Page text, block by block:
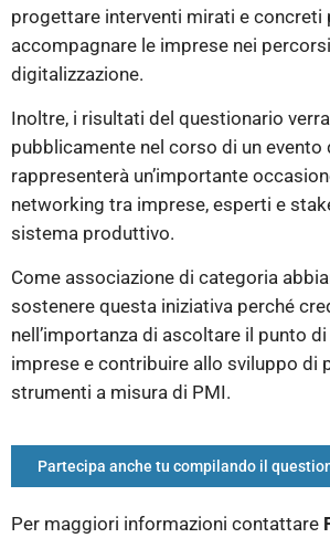
progettare interventi mirati e concreti
accompagnare le imprese nei
digitalizzazione.
Inoltre, i risultati del questionario
pubblicamente nel corso di un evento
rappresenterà un’importante
networking tra imprese, esperti e
sistema produttivo.
Come associazione di categoria
sostenere questa iniziativa perché
nell’importanza di ascoltare il punto
imprese e contribuire allo sviluppo di
strumenti a misura di PMI.
Partecipa anche tu compilando il
Per maggiori informazioni contattare